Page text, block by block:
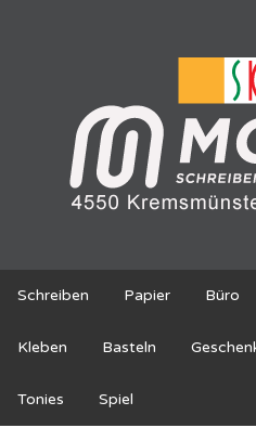
Schreiben Papier Büro
Kleben Basteln
Tonies Spiel